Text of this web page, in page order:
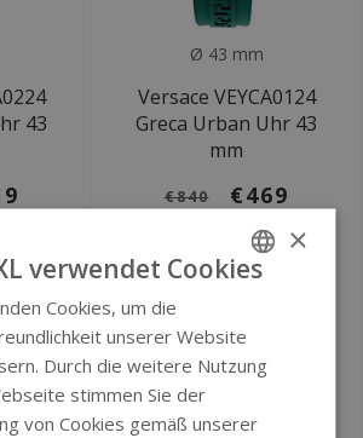
43
Ø 43 mm
Versace VEYCA0124
Greca Urban Uhr 43
mm
€840 €469
SALE
GERMAN
×
verwendet Cookies
Cookies, um die
unserer Website
Durch die weitere Nutzung
stimmen Sie der
von Cookies gemäß unserer